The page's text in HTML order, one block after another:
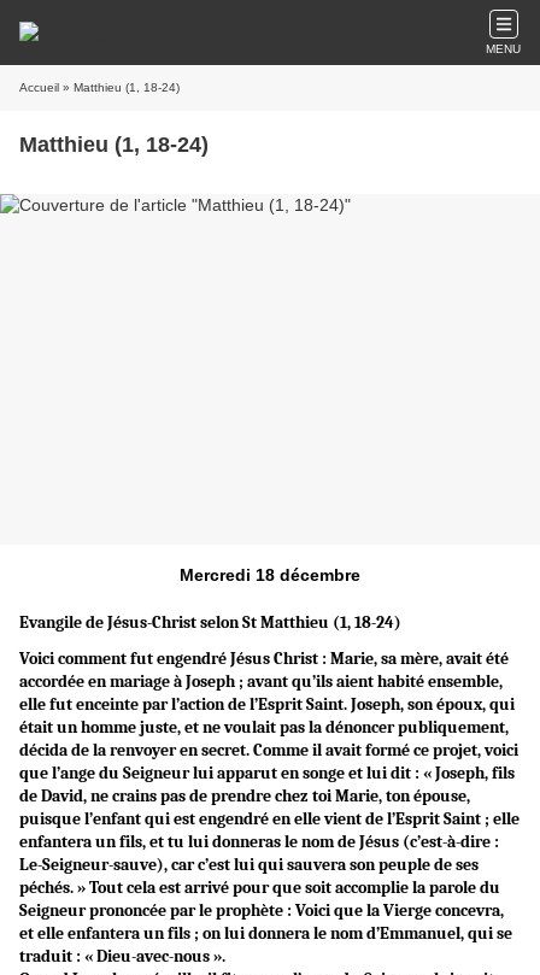
MENU
Accueil » Matthieu (1, 18-24)
Matthieu (1, 18-24)
Mercredi 18 décembre
Evangile de Jésus-Christ selon St Matthieu (1, 18-24)
Voici comment fut engendré Jésus Christ : Marie, sa mère, avait été
accordée en mariage à Joseph ; avant qu’ils aient habité ensemble,
elle fut enceinte par l’action de l’Esprit Saint. Joseph, son époux, qui
était un homme juste, et ne voulait pas la dénoncer publiquement,
décida de la renvoyer en secret. Comme il avait formé ce projet, voici
que l’ange du Seigneur lui apparut en songe et lui dit : « Joseph, fils
de David, ne crains pas de prendre chez toi Marie, ton épouse,
puisque l’enfant qui est engendré en elle vient de l’Esprit Saint ; elle
enfantera un fils, et tu lui donneras le nom de Jésus (c’est-à-dire :
Le-Seigneur-sauve), car c’est lui qui sauvera son peuple de ses
péchés. » Tout cela est arrivé pour que soit accomplie la parole du
Seigneur prononcée par le prophète : Voici que la Vierge concevra,
et elle enfantera un fils ; on lui donnera le nom d’Emmanuel, qui se
traduit : « Dieu-avec-nous ».